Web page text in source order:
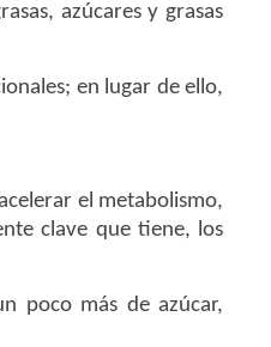
azúcares y grasas
en lugar de ello,
el metabolismo,
clave que tiene, los
poco más de azúcar,